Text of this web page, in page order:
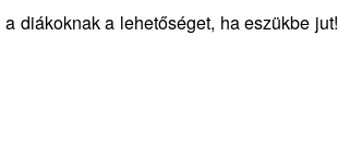
diákoknak a lehetőséget, ha eszükbe jut!